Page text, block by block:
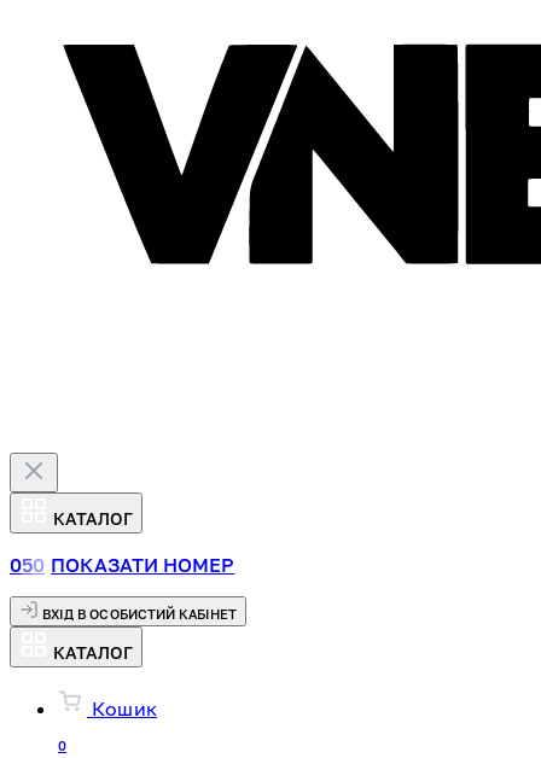
КАТАЛОГ
050 ПОКАЗАТИ НОМЕР
ВХІД В ОСОБИСТИЙ КАБІНЕТ
КАТАЛОГ
Кошик
0